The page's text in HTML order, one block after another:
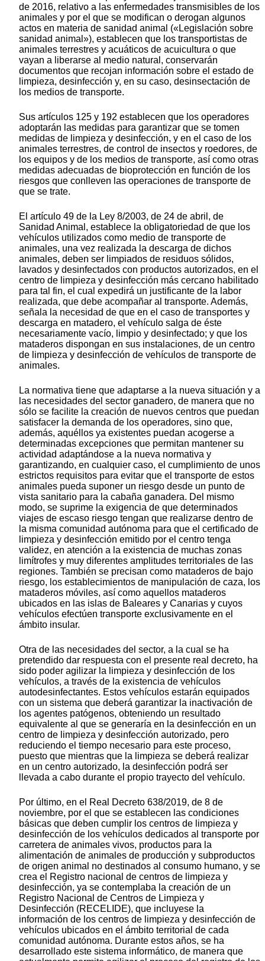
de 2016, relativo a las enfermedades transmisibles de los
animales y por el que se modifican o derogan algunos
actos en materia de sanidad animal («Legislación sobre
sanidad animal»), establecen que los transportistas de
animales terrestres y acuáticos de acuicultura o que
vayan a liberarse al medio natural, conservarán
documentos que recojan información sobre el estado de
limpieza, desinfección y, en su caso, desinsectación de
los medios de transporte.
Sus artículos 125 y 192 establecen que los operadores
adoptarán las medidas para garantizar que se tomen
medidas de limpieza y desinfección, y en el caso de los
animales terrestres, de control de insectos y roedores, de
los equipos y de los medios de transporte, así como otras
medidas adecuadas de bioprotección en función de los
riesgos que conlleven las operaciones de transporte de
que se trate.
El artículo 49 de la Ley 8/2003, de 24 de abril, de
Sanidad Animal, establece la obligatoriedad de que los
vehículos utilizados como medio de transporte de
animales, una vez realizada la descarga de dichos
animales, deben ser limpiados de residuos sólidos,
lavados y desinfectados con productos autorizados, en el
centro de limpieza y desinfección más cercano habilitado
para tal fin, el cual expedirá un justificante de la labor
realizada, que debe acompañar al transporte. Además,
señala la necesidad de que en el caso de transportes y
descarga en matadero, el vehículo salga de éste
necesariamente vacío, limpio y desinfectado; y que los
mataderos dispongan en sus instalaciones, de un centro
de limpieza y desinfección de vehículos de transporte de
animales.
La normativa tiene que adaptarse a la nueva situación y a
las necesidades del sector ganadero, de manera que no
sólo se facilite la creación de nuevos centros que puedan
satisfacer la demanda de los operadores, sino que,
además, aquéllos ya existentes puedan acogerse a
determinadas excepciones que permitan mantener su
actividad adaptándose a la nueva normativa y
garantizando, en cualquier caso, el cumplimiento de unos
estrictos requisitos para evitar que el transporte de estos
animales pueda suponer un riesgo desde un punto de
vista sanitario para la cabaña ganadera. Del mismo
modo, se suprime la exigencia de que determinados
viajes de escaso riesgo tengan que realizarse dentro de
la misma comunidad autónoma para que el certificado de
limpieza y desinfección emitido por el centro tenga
validez, en atención a la existencia de muchas zonas
limítrofes y muy diferentes amplitudes territoriales de las
regiones. También se precisan como mataderos de bajo
riesgo, los establecimientos de manipulación de caza, los
mataderos móviles, así como aquellos mataderos
ubicados en las islas de Baleares y Canarias y cuyos
vehículos efectúen transporte exclusivamente en el
ámbito insular.
Otra de las necesidades del sector, a la cual se ha
pretendido dar respuesta con el presente real decreto, ha
sido poder agilizar la limpieza y desinfección de los
vehículos, a través de la existencia de vehículos
autodesinfectantes. Estos vehículos estarán equipados
con un sistema que deberá garantizar la inactivación de
los agentes patógenos, obteniendo un resultado
equivalente al que se generaría en la desinfección en un
centro de limpieza y desinfección autorizado, pero
reduciendo el tiempo necesario para este proceso,
puesto que mientras que la limpieza se deberá realizar
en un centro autorizado, la desinfección podrá ser
llevada a cabo durante el propio trayecto del vehículo.
Por último, en el Real Decreto 638/2019, de 8 de
noviembre, por el que se establecen las condiciones
básicas que deben cumplir los centros de limpieza y
desinfección de los vehículos dedicados al transporte por
carretera de animales vivos, productos para la
alimentación de animales de producción y subproductos
de origen animal no destinados al consumo humano, y se
crea el Registro nacional de centros de limpieza y
desinfección, ya se contemplaba la creación de un
Registro Nacional de Centros de Limpieza y
Desinfección (RECELIDE), que incluyese la
información de los centros de limpieza y desinfección de
vehículos ubicados en el ámbito territorial de cada
comunidad autónoma. Durante estos años, se ha
desarrollado este sistema informático, de manera que